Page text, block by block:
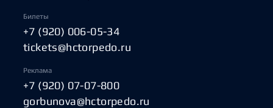
Билеты
+7 (920) 006-05-34
tickets@hctorpedo.ru
Реклама
+7 (920) 07-07-800
gorbunova@hctorpedo.ru